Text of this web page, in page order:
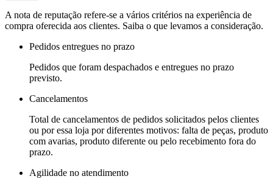
A nota de reputação refere-se a vários critérios na experiência de
compra oferecida aos clientes. Saiba o que levamos a consideração.
Pedidos entregues no prazo
Pedidos que foram despachados e entregues no prazo
previsto.
Cancelamentos
Total de cancelamentos de pedidos solicitados pelos clientes
ou por essa loja por diferentes motivos: falta de peças, produto
com avarias, produto diferente ou pelo recebimento fora do
prazo.
Agilidade no atendimento